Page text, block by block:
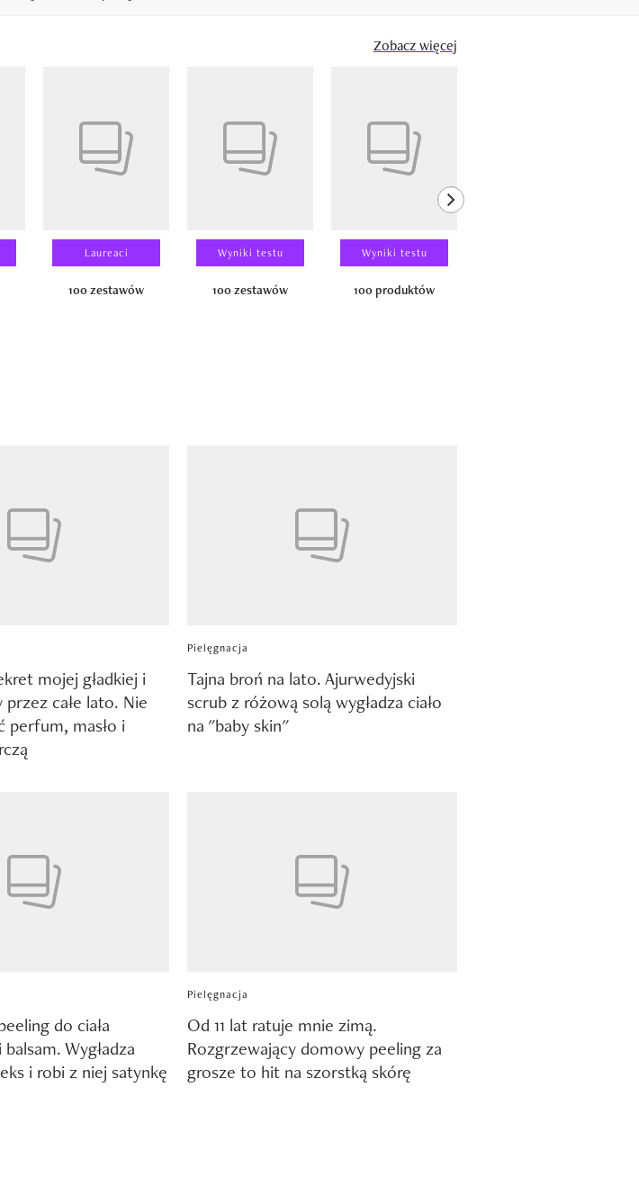
Zobacz więcej
Laureaci
100 zestawów
Wyniki testu
100 zestawów
Wyniki testu
100 produktów
next element
mojej gładkiej i
całe lato. Nie
perfum, masło i
Pielęgnacja
Tajna broń na lato. Ajurwedyjski
scrub z różową solą wygładza ciało
na "baby skin"
do ciała
Wygładza
i robi z niej satynkę
Pielęgnacja
Od 11 lat ratuje mnie zimą.
Rozgrzewający domowy peeling za
grosze to hit na szorstką skórę